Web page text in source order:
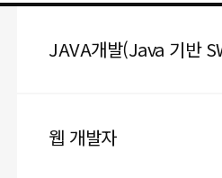
JAVA개발(Java 기반
웹 개발자